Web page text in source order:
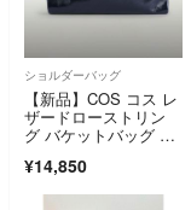
ショルダーバッグ
【新品】COS コス レ
ザードローストリン
グ バケットバッグ ネ
¥14,850